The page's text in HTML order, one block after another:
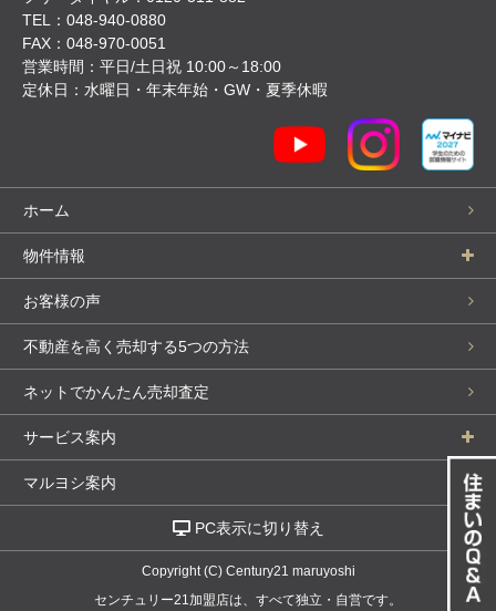
TEL：048-940-0880
FAX：048-970-0051
営業時間：平日/土日祝 10:00～18:00
定休日：水曜日・年末年始・GW・夏季休暇
ホーム
物件情報
お客様の声
不動産を高く売却する5つの方法
ネットでかんたん売却査定
サービス案内
マルヨシ案内
PC表示に切り替え
Copyright (C) Century21 maruyoshi
センチュリー21加盟店は、すべて独立・自営です。